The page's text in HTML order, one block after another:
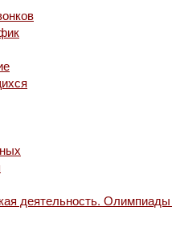
деятельность.